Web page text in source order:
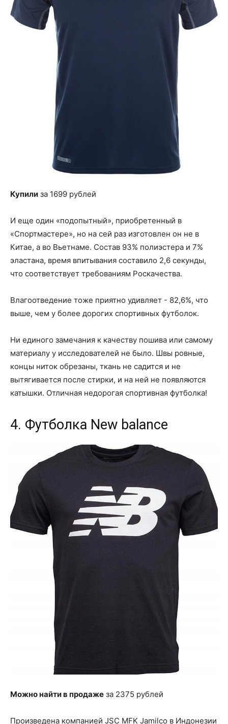
Купили за 1699 рублей
И еще один «подопытный», приобретенный в
«Спортмастере», но на сей раз изготовлен он не в
Китае, а во Вьетнаме. Состав 93% полиэстера и 7%
эластана, время впитывания составило 2,6 секунды,
что соответствует требованиям Роскачества.
Влагоотведение тоже приятно удивляет - 82,6%, что
выше, чем у более дорогих спортивных футболок.
Ни единого замечания к качеству пошива или самому
материалу у исследователей не было. Швы ровные,
концы ниток обрезаны, ткань не садится и не
вытягивается после стирки, и на ней не появляются
катышки. Отличная недорогая спортивная футболка!
4. Футболка New balance
Можно найти в продаже за 2375 рублей
Произведена компанией JSC MFK Jamilco в Индонезии